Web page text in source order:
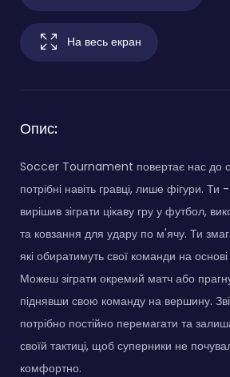
На весь екран
Опис:
Soccer Tournament повертає нас до
потрібні навіть гравці, лише фігури. Ти
вирішив зіграти цікаву гру у футбол,
та ковзання для удару по м'ячу. Ти
які обиратимуть свої команди на основі
Можеш зіграти окремий матч або
піднявши свою команду на вершину.
потрібно постійно перемагати та
своїй тактиці, щоб суперники не
комфортно.